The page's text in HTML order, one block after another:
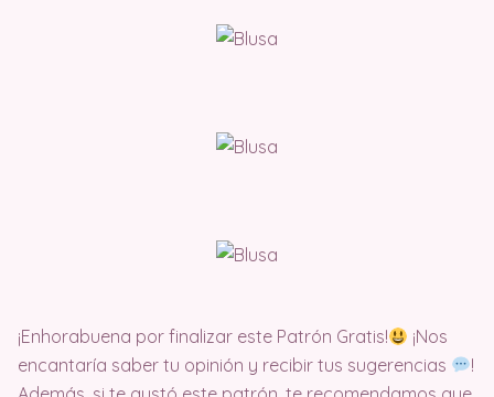
¡Enhorabuena por finalizar este Patrón Gratis!
¡Nos
encantaría saber tu opinión y recibir tus sugerencias
!